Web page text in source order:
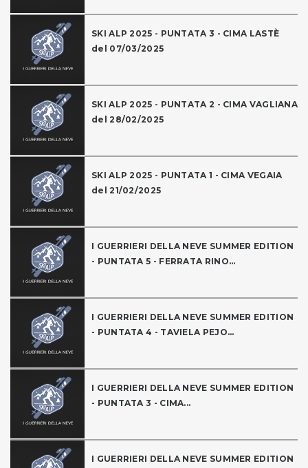
SKI ALP 2025 - PUNTATA 3 - CIMA LASTÈ
del 07/03/2025
SKI ALP 2025 - PUNTATA 2 - CIMA VAGLIANA
del 28/02/2025
SKI ALP 2025 - PUNTATA 1 - CIMA VEGAIA
del 21/02/2025
I GUERRIERI DELLA NEVE SUMMER EDITION
- PUNTATA 5 - FERRATA RINO...
I GUERRIERI DELLA NEVE SUMMER EDITION
- PUNTATA 4 - TAVIELA PEJO...
I GUERRIERI DELLA NEVE SUMMER EDITION
- PUNTATA 3 - CIMA...
I GUERRIERI DELLA NEVE SUMMER EDITION